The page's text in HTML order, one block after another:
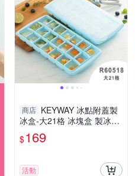
商店 KEYWAY 冰點附蓋製
冰盒-大21格 冰塊盒 製冰
【愛買】
$169
活動